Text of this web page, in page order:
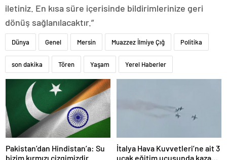
iletiniz. En kısa süre içerisinde bildirimlerinize geri
dönüş sağlanılacaktır.”
Dünya Genel Mersin Muazzez İlmiye Çığ Politika
son dakika Tören Yaşam Yerel Haberler
Pakistan’dan Hindistan’a: Su
bizim kırmızı çizgimizdir
İtalya Hava Kuvvetleri’ne ait 3
uçak eğitim uçuşunda kaza